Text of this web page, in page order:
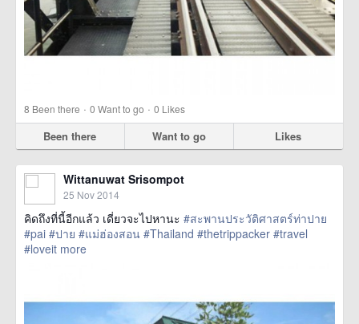
8 Been there · 0 Want to go · 0 Likes
Been there Want to go Likes
Wittanuwat Srisompot
25 Nov 2014
คิดถึงที่นี้อีกแล้ว เดี่ยวจะไปหานะ #สะพานประวัติศาสตร์ท่าปาย
#pai #ปาย #แม่ฮ่องสอน #Thailand #thetrippacker #travel
#loveit more